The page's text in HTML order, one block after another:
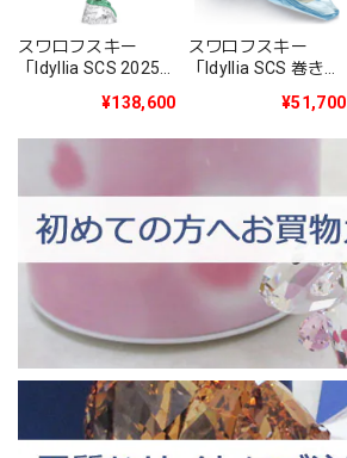
スワロフスキー
「Idyllia SCS 2025
オトシゴ」¥138,600
スワロフスキー
「Idyllia SCS 巻き貝
¥51,700